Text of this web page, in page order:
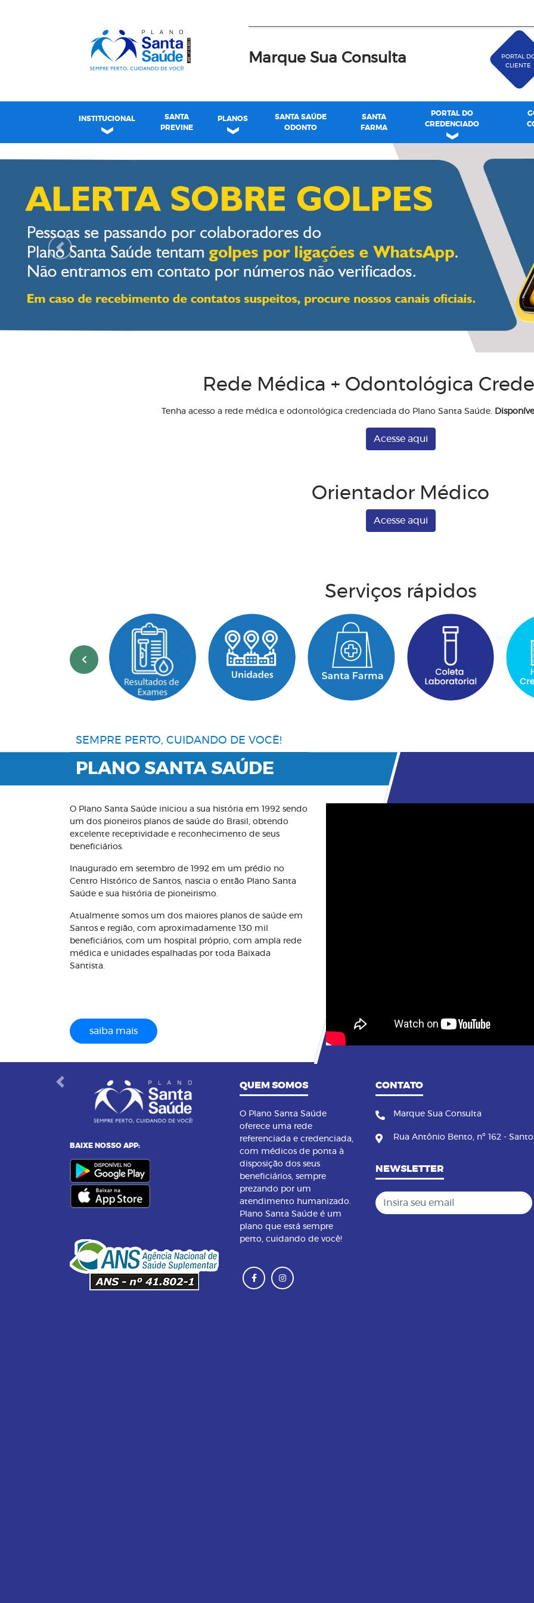
Marque Sua Consulta
PORTAL
CLIENTE
INSTITUCIONAL
SANTA
PREVINE
PLANOS
SANTA SAÚDE
ODONTO
SANTA
FARMA
PORTAL DO
CREDENCIADO
Plano Santa Casa Saúde
Previous
Rede Médica + Odontológica
Tenha acesso a rede médica e odontológica credenciada do Plano Santa Saúde.
Orientador Médico
Serviços rápidos
SEMPRE PERTO, CUIDANDO DE VOCÊ!
O Plano Santa Saúde iniciou a sua história em 1992 sendo
um dos pioneiros planos de saúde do Brasil, obtendo
beneficiários.
Inaugurado em setembro de 1992 em um prédio no
Atualmente somos um dos maiores planos de saúde em
Santos e região, com aproximadamente 130 mil
beneficiários, com um hospital próprio, com ampla rede
BAIXE NOSSO APP:
QUEM SOMOS
O Plano Santa Saúde
oferece uma rede
referenciada e credenciada,
com médicos de ponta à
disposição dos seus
beneficiários, sempre
prezando por um
atendimento humanizado.
Plano Santa Saúde é um
perto, cuidando de você!
CONTATO
Marque Sua Consulta
Rua Antônio Bento, nº 162 -
NEWSLETTER